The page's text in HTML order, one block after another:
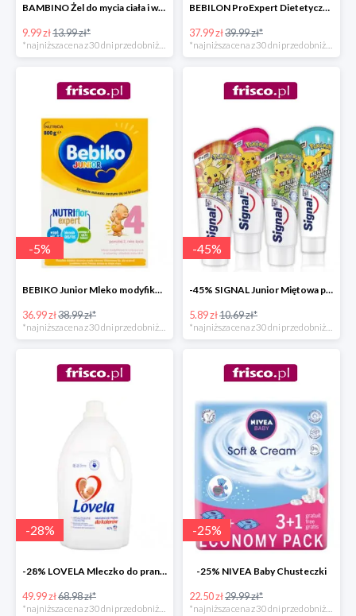
BAMBINO Żel do mycia ciała i włosów -29%
9.99 zł13.99 zł*
*najniższa cena z 30 dni przed obniżką
BEBILON ProExpert Dietetyczny środek spożywczy dla niemowląt od urodzenia
37.99 zł39.99 zł*
*najniższa cena z 30 dni przed obniżką
-5%
BEBIKO Junior Mleko modyfikowane dla dzieci różne rodzaje
36.99 zł38.99 zł*
-45%
-45% SIGNAL Junior Miętowa pasta do zębów dla dzieci od 7 do 13 lat
5.89 zł10.69 zł*
-28%
-28% LOVELA Mleczko do prania ubranek niemowlęcych i dziecięcych
49.99 zł68.98 zł*
*najniższa cena z 30 dni przed obniżką
-25%
-25% NIVEA Baby Chusteczki
22.50 zł29.99 zł*
*najniższa cena z 30 dni przed obniżką